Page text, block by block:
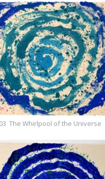
The Whirlpool of the Universe